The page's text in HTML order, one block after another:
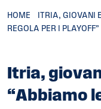
HOME
ITRIA, GIOVANI
REGOLA PER I PLAYOFF”
Itria,
“Abbiamo